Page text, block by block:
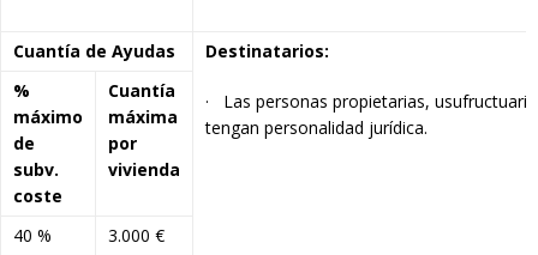
Cuantía de Ayudas Destinatarios:
· Las personas propietarias,
tengan personalidad jurídica.
%
máximo
de
subv.
coste
Cuantía
máxima
por
vivienda
40 %
3.000 €